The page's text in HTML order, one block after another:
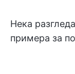
Нека
примера за